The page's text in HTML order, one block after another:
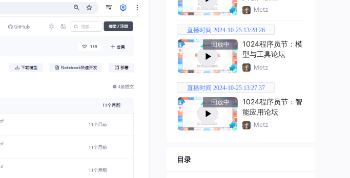
嘉年华
Metz
直播时间 2024-10-25 13:28:26
回放中
1024程序员节：模
型与工具论坛
Metz
直播时间 2024-10-25 13:27:37
回放中
1024程序员节：智
能应用论坛
Metz
目录